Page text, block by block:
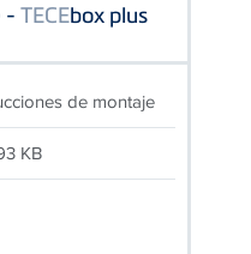
- TECEbox plus
de montaje
KB